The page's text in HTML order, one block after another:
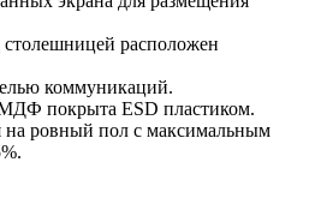
столешницей расположен
коммуникаций.
покрыта ESD пластиком.
на ровный пол с максимальным